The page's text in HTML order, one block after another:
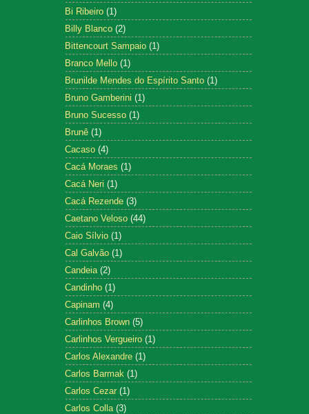
Bi Ribeiro (1)
Billy Blanco (2)
Bittencourt Sampaio (1)
Branco Mello (1)
Brunilde Mendes do Espírito Santo (1)
Bruno Gamberini (1)
Bruno Sucesso (1)
Brunê (1)
Cacaso (4)
Cacá Moraes (1)
Cacá Neri (1)
Cacá Rezende (3)
Caetano Veloso (44)
Caio Sílvio (1)
Cal Galvão (1)
Candeia (2)
Candinho (1)
Capinam (4)
Carlinhos Brown (5)
Carlinhos Vergueiro (1)
Carlos Alexandre (1)
Carlos Barmak (1)
Carlos Cezar (1)
Carlos Colla (3)